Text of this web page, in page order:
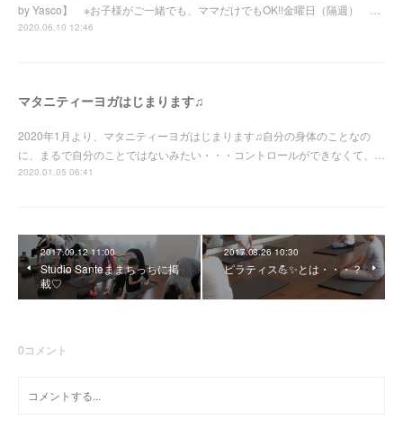
by Yasco】 ※お子様がご一緒でも、ママだけでもOK!!金曜日（隔週） …
2020.06.10 12:46
マタニティーヨガはじまります♫
2020年1月より、マタニティーヨガはじまります♫自分の身体のことなの
に、まるで自分のことではないみたい・・・コントロールができなくて、…
2020.01.05 06:41
2017.09.12 11:00
Studio Santeままちっちに掲
載♡
2017.08.26 10:30
ピラティス💪✨とは・・・？
0コメント